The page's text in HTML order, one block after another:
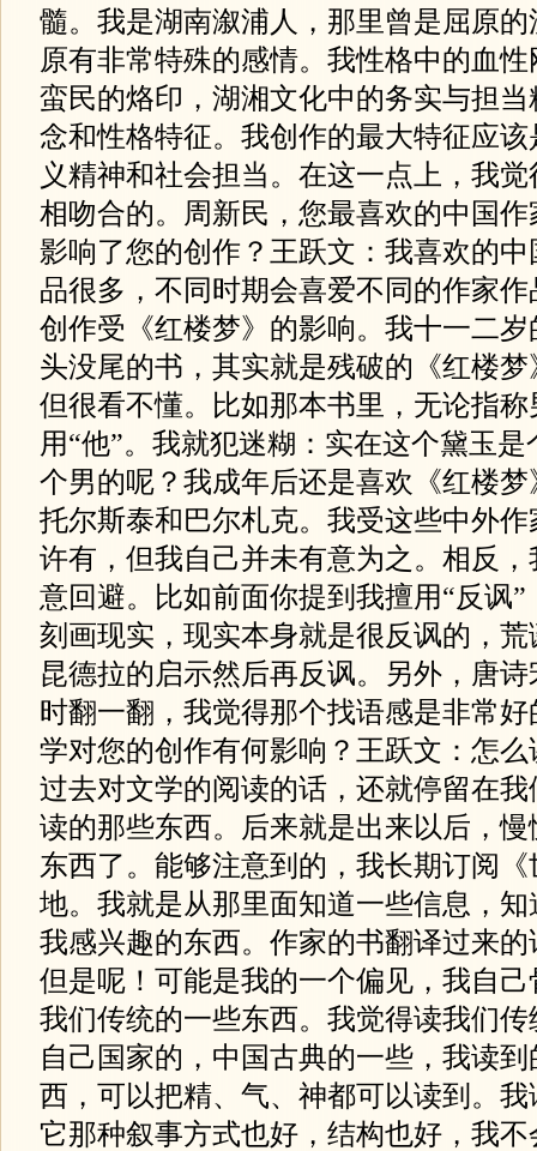
髓。我是湖南溆浦人，那里曾是屈原
原有非常特殊的感情。我性格中的血
蛮民的烙印，湖湘文化中的务实与担
念和性格特征。我创作的最大特征应
义精神和社会担当。在这一点上，我
相吻合的。周新民，您最喜欢的中国
影响了您的创作？王跃文：我喜欢的
品很多，不同时期会喜爱不同的作家
创作受《红楼梦》的影响。我十一二
头没尾的书，其实就是残破的《红楼
但很看不懂。比如那本书里，无论指
用“他”。我就犯迷糊：实在这个黛玉
个男的呢？我成年后还是喜欢《红楼
托尔斯泰和巴尔札克。我受这些中外
许有，但我自己并未有意为之。相反
意回避。比如前面你提到我擅用“反讽
刻画现实，现实本身就是很反讽的，
昆德拉的启示然后再反讽。另外，唐
时翻一翻，我觉得那个找语感是非常
学对您的创作有何影响？王跃文：怎
过去对文学的阅读的话，还就停留在
读的那些东西。后来就是出来以后，
东西了。能够注意到的，我长期订阅
地。我就是从那里面知道一些信息，
我感兴趣的东西。作家的书翻译过来
但是呢！可能是我的一个偏见，我自
我们传统的一些东西。我觉得读我们
自己国家的，中国古典的一些，我读
西，可以把精、气、神都可以读到。
它那种叙事方式也好，结构也好，我